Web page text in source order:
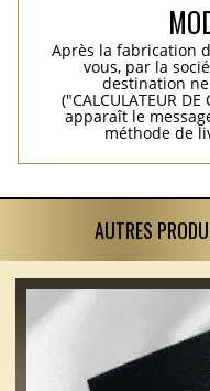
Après la fabrication
vous, par la
destination
("CALCULATEUR
apparaît le
méthode de
AUTRES